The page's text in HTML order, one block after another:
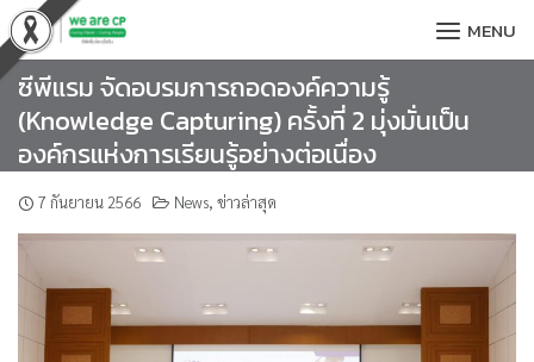
Skip
to
content
MENU
ซีพีแรม จัดอบรมการถอดองค์ความรู้
(Knowledge Capturing) ครั้งที่ 2 มุ่งมั่นเป็น
องค์กรแห่งการเรียนรู้อย่างต่อเนื่อง
7 กันยายน 2566 News, ข่าวล่าสุด